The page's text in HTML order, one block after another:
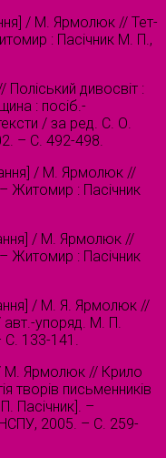
/ М. Ярмолюк // Тет-
: Пасічник М. П.,
дивосвіт :
: посіб.-
/ за ред. С. О.
– С. 492-498.
/ М. Ярмолюк //
Житомир : Пасічник
/ М. Ярмолюк //
Житомир : Пасічник
/ М. Я. Ярмолюк //
авт.-упоряд. М. П.
С. 133-141.
М. Ярмолюк // Крило
творів письменників
Пасічник]. –
2005. – С. 259-